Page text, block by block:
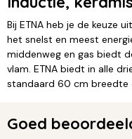
Bij ETNA heb je de keuze
het snelst en meest
middenweg en gas biedt
vlam. ETNA biedt in alle
standaard 60 cm breedte
Goed